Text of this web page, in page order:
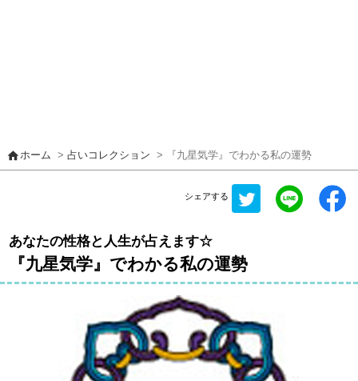
homeホーム >占いコレクション > 『九星気学』でわかる私の運勢
シェアする
あなたの性格と人生が占えます☆
『九星気学』でわかる私の運勢